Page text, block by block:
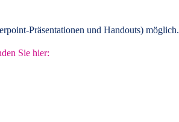
Präsentationen und Handouts) möglich.
Sie hier: